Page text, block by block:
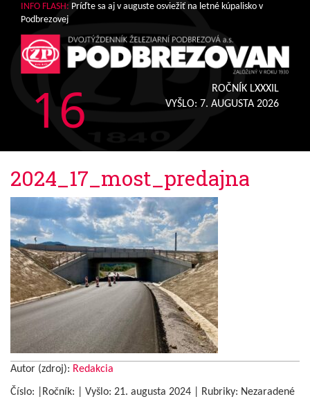
INFO FLASH: Príďte sa aj v auguste osviežiť na letné kúpalisko v
Podbrezovej
16
ROČNÍK LXXXIL
VYŠLO: 7. AUGUSTA 2026
2024_17_most_predajna
Autor (zdroj): Redakcia
Číslo: |Ročník: | Vyšlo: 21. augusta 2024 Rubriky: Nezaradené